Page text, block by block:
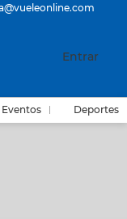
Entrar
Eventos Deportes